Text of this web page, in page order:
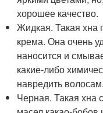
хорошее качество.
Жидкая. Такая хна
крема. Она очень
наносится и
какие-либо
навредить волосам.
Черная. Такая хна